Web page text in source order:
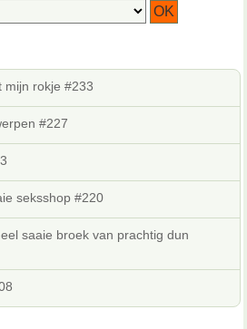
mijn rokje #233
#227
seksshop #220
saaie broek van prachtig dun